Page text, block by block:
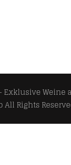
Exklusive
All Rights